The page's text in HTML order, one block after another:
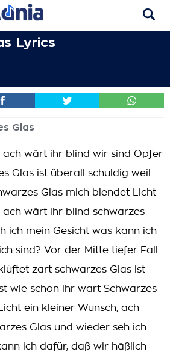
Lyrics
Glas
ach wärt ihr blind wir sind Opfer
Glas ist überall schuldig weil
Glas mich blendet Licht
ach wärt ihr blind schwarzes
ich mein Gesicht was kann ich
sind? Vor der Mitte tiefer Fall
zart schwarzes Glas ist
wie schön ihr wart Schwarzes
ein kleiner Wunsch, ach
Glas und wieder seh ich
ich dafür, daß wir häßlich